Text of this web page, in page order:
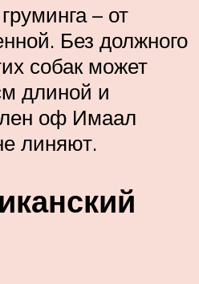
– от
Без должного
собак может
длиной и
оф Имаал
линяют.